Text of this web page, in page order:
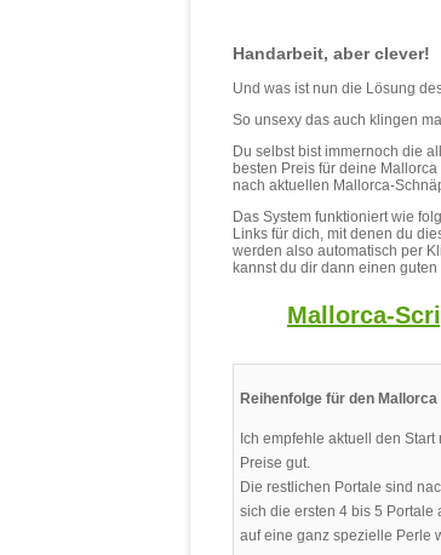
Handarbeit, aber clever!
Und was ist nun die Lösung
So unsexy das auch klingen
Du selbst bist immernoch die
besten Preis für deine
nach aktuellen Mallorca-
Das System funktioniert wie
Links für dich, mit denen du
werden also automatisch per
kannst du dir dann einen
Mallorca-
Reihenfolge für den
Ich empfehle aktuell den
Preise gut.
Die restlichen Portale sind
sich die ersten 4 bis 5
auf eine ganz spezielle Perle